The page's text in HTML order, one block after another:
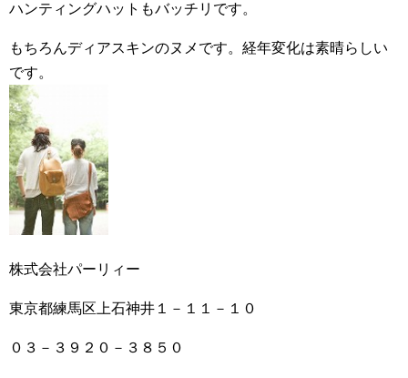
ハンティングハットもバッチリです。
もちろんディアスキンのヌメです。経年変化は素晴らしい
です。
株式会社パーリィー
東京都練馬区上石神井１－１１－１０
０３－３９２０－３８５０